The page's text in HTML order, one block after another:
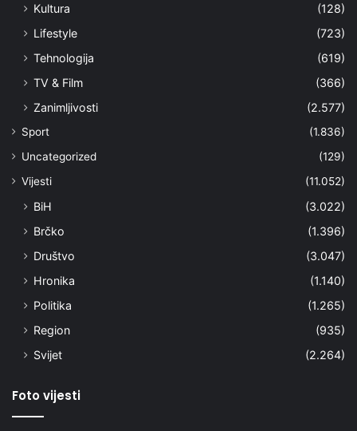
Kultura
(128)
Lifestyle
(723)
Tehnologija
(619)
TV & Film
(366)
Zanimljivosti
(2.577)
Sport
(1.836)
Uncategorized
(129)
Vijesti
(11.052)
BiH
(3.022)
Brčko
(1.396)
Društvo
(3.047)
Hronika
(1.140)
Politika
(1.265)
Region
(935)
Svijet
(2.264)
Foto vijesti